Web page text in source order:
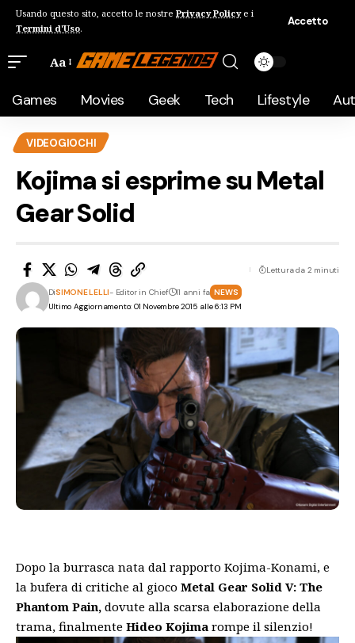
Usando questo sito, accetto le nostre Privacy Policye i
Termini d'Uso.
Accetto
Aa
Games Movies Geek Tech Lifestyle
VIDEOGIOCHI
Kojima si esprime su Metal
Gear Solid
Ultimo Aggiornamento: 01 Novembre 2015 alle 6:13 PM
DiSIMONE LELLI- Editor in Chief 11 anni fa NEWS
Lettura da 2 minuti
Dopo la burrasca nata dal rapporto Kojima-Konami, e
la bufera di critiche al gioco Metal Gear Solid V: The
Phantom Pain, dovute alla scarsa elaborazione della
trama, finalmente Hideo Kojima rompe il silenzio!